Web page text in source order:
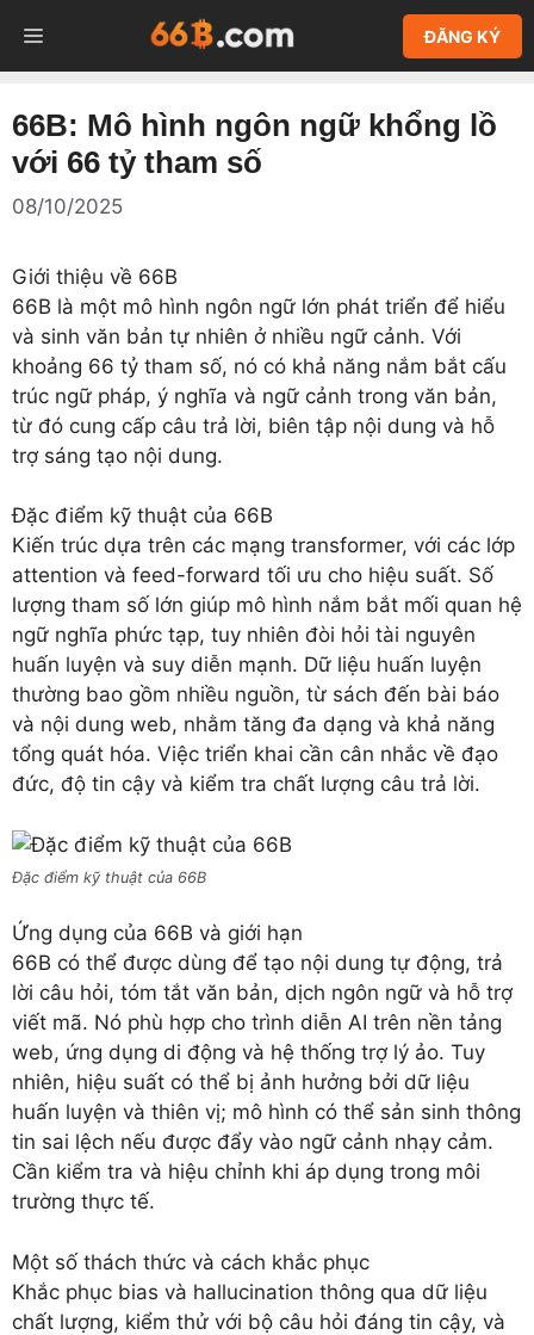
đến
nội
ĐĂNG KÝ
MENU
66B: Mô hình ngôn ngữ khổng lồ
với 66 tỷ tham số
08/10/2025
Giới thiệu về 66B
66B là một mô hình ngôn ngữ lớn phát triển để hiểu
và sinh văn bản tự nhiên ở nhiều ngữ cảnh. Với
khoảng 66 tỷ tham số, nó có khả năng nắm bắt cấu
trúc ngữ pháp, ý nghĩa và ngữ cảnh trong văn bản,
từ đó cung cấp câu trả lời, biên tập nội dung và hỗ
trợ sáng tạo nội dung.
Đặc điểm kỹ thuật của 66B
Kiến trúc dựa trên các mạng transformer, với các lớp
attention và feed-forward tối ưu cho hiệu suất. Số
lượng tham số lớn giúp mô hình nắm bắt mối quan hệ
ngữ nghĩa phức tạp, tuy nhiên đòi hỏi tài nguyên
huấn luyện và suy diễn mạnh. Dữ liệu huấn luyện
thường bao gồm nhiều nguồn, từ sách đến bài báo
và nội dung web, nhằm tăng đa dạng và khả năng
tổng quát hóa. Việc triển khai cần cân nhắc về đạo
đức, độ tin cậy và kiểm tra chất lượng câu trả lời.
Đặc điểm kỹ thuật của 66B
Ứng dụng của 66B và giới hạn
66B có thể được dùng để tạo nội dung tự động, trả
lời câu hỏi, tóm tắt văn bản, dịch ngôn ngữ và hỗ trợ
viết mã. Nó phù hợp cho trình diễn AI trên nền tảng
web, ứng dụng di động và hệ thống trợ lý ảo. Tuy
nhiên, hiệu suất có thể bị ảnh hưởng bởi dữ liệu
huấn luyện và thiên vị; mô hình có thể sản sinh thông
tin sai lệch nếu được đẩy vào ngữ cảnh nhạy cảm.
Cần kiểm tra và hiệu chỉnh khi áp dụng trong môi
trường thực tế.
Một số thách thức và cách khắc phục
Khắc phục bias và hallucination thông qua dữ liệu
chất lượng, kiểm thử với bộ câu hỏi đáng tin cậy, và